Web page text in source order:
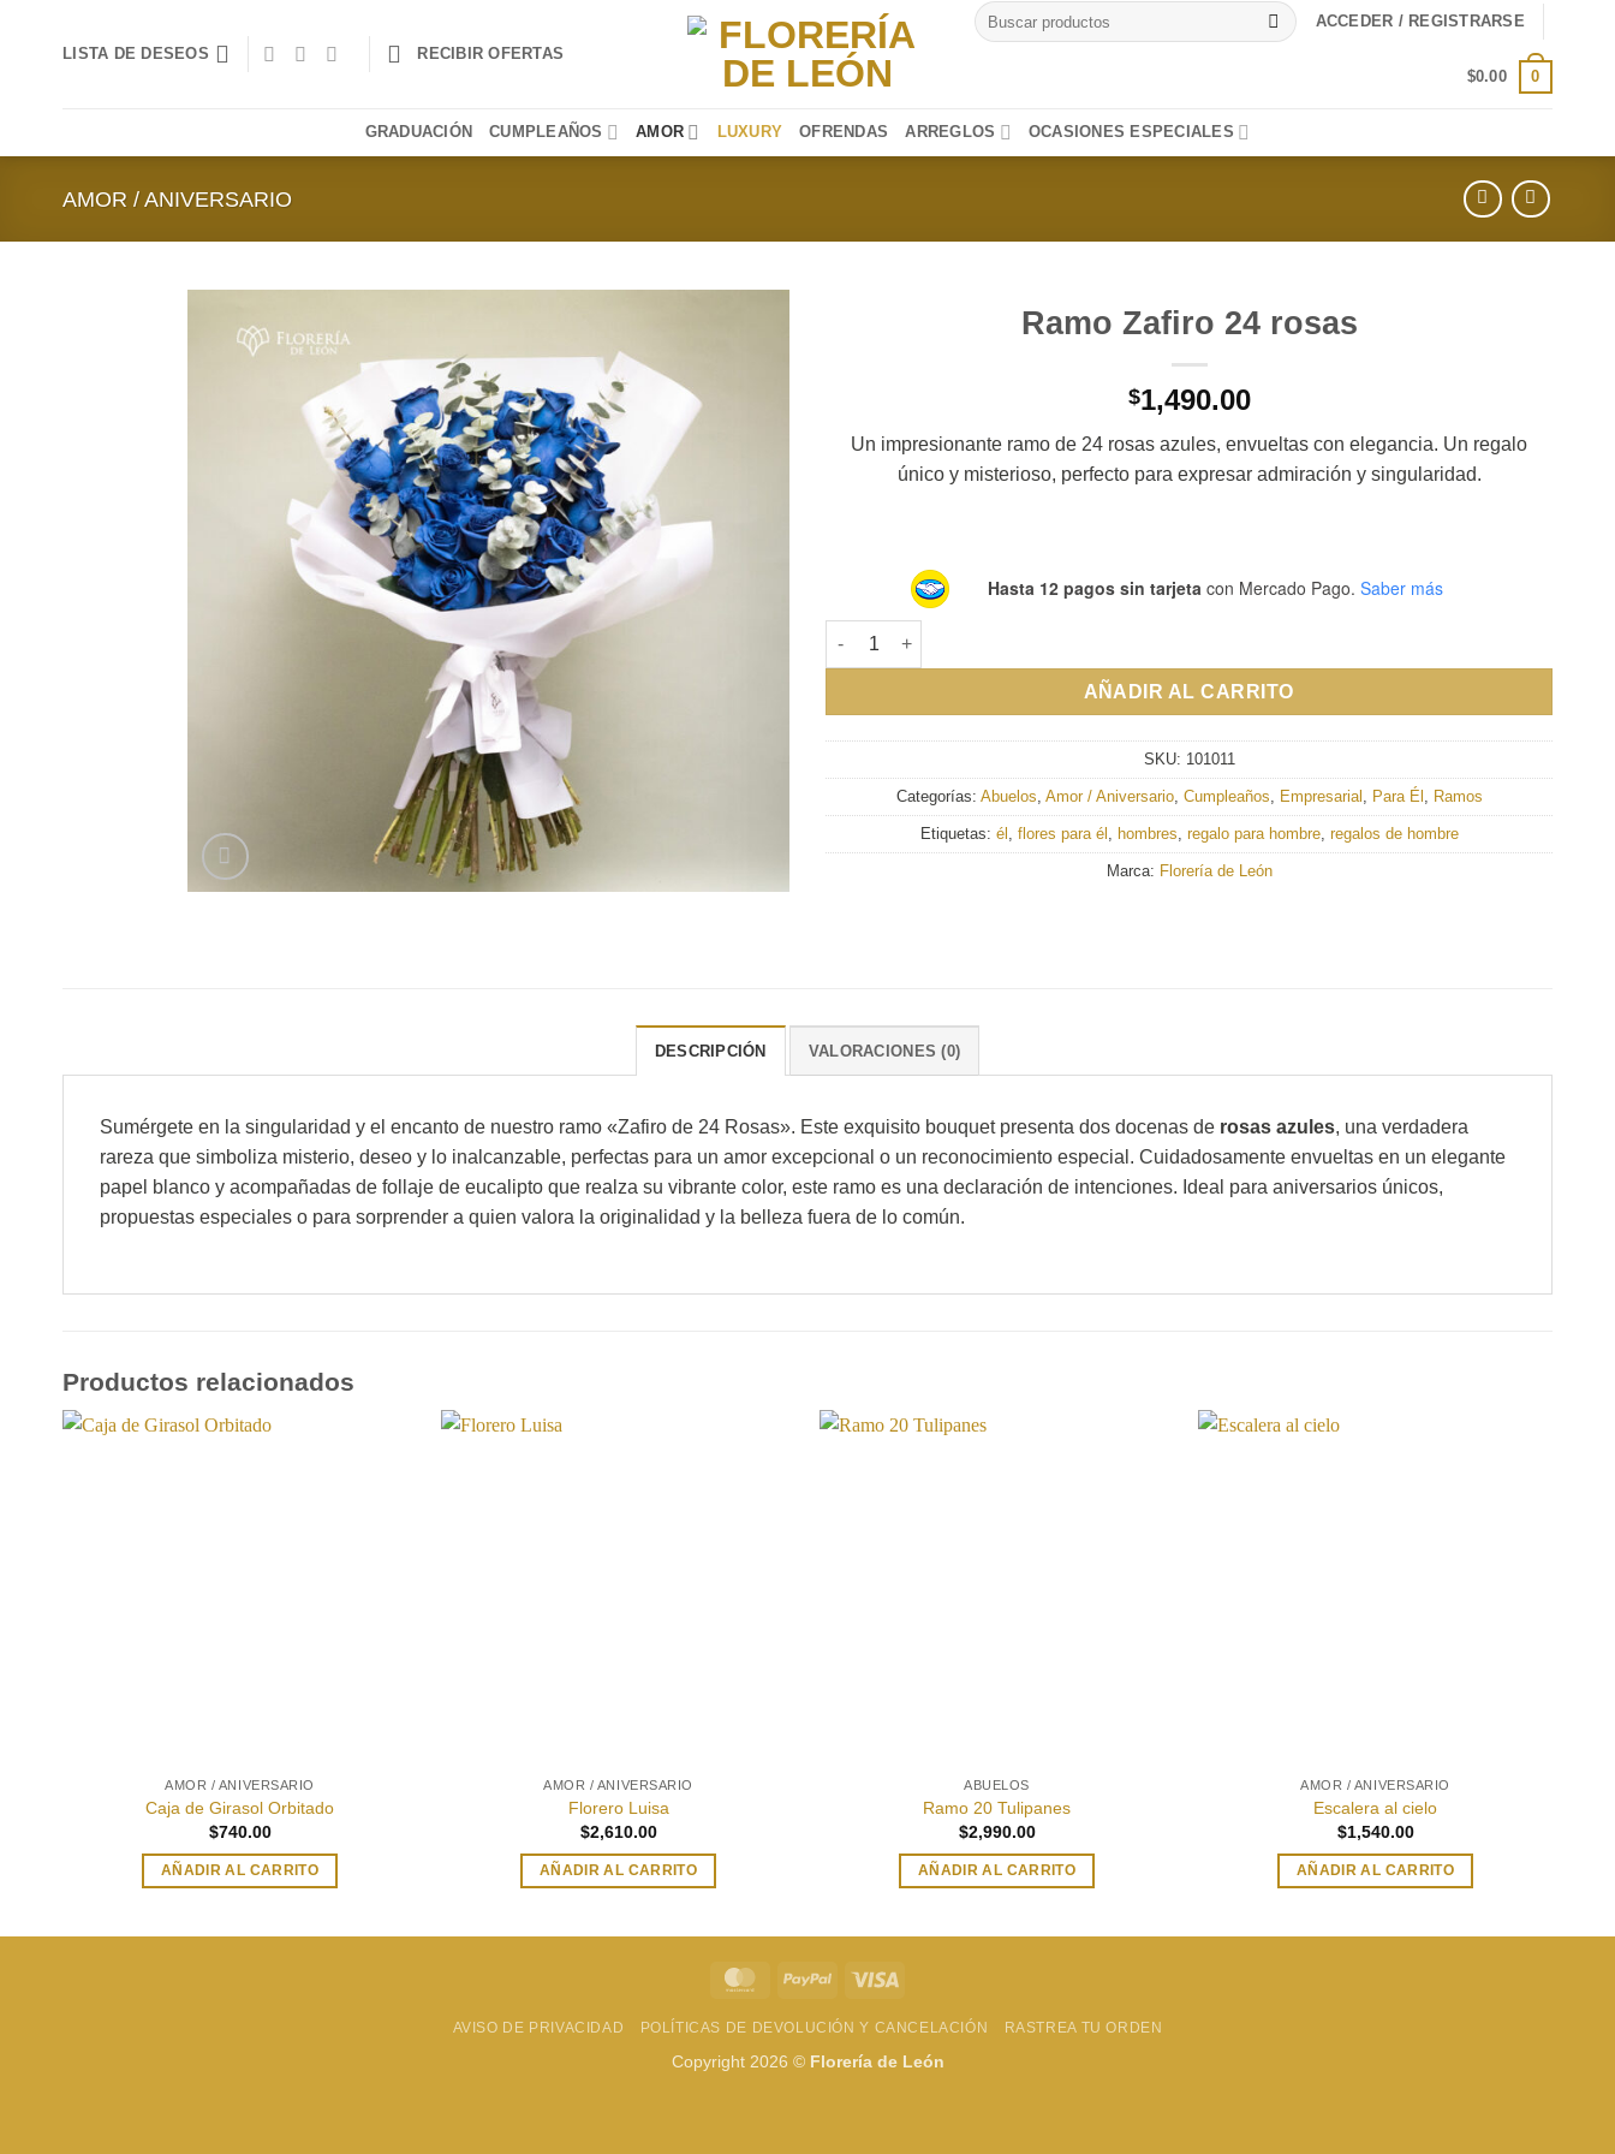
LISTA DE DESEOS RECIBIR OFERTAS
Buscar
por:
ACCEDER / REGISTRARSE
$0.00 0
GRADUACIÓN CUMPLEAÑOS AMOR LUXURY OFRENDAS ARREGLOS OCASIONES ESPECIALES
AMOR / ANIVERSARIO
Ramo Zafiro 24 rosas
$1,490.00
Un impresionante ramo de 24 rosas azules, envueltas con elegancia. Un regalo
único y misterioso, perfecto para expresar admiración y singularidad.
Hasta 12 pagos sin tarjeta con Mercado Pago. Saber más
Ramo Zafiro 24 rosas cantidad
AÑADIR AL CARRITO
SKU: 101011
Categorías: Abuelos Amor / Aniversario, Cumpleaños Empresarial Para Él Ramos
Etiquetas: él flores para él hombres regalo para hombre, regalos de hombre
Marca: Florería de León
DESCRIPCIÓN VALORACIONES (0)
Sumérgete en la singularidad y el encanto de nuestro ramo «Zafiro de 24 Rosas». Este exquisito bouquet presenta dos docenas de rosas azules, una verdadera
rareza que simboliza misterio, deseo y lo inalcanzable, perfectas para un amor excepcional o un reconocimiento especial. Cuidadosamente envueltas en un elegante
papel blanco y acompañadas de follaje de eucalipto que realza su vibrante color, este ramo es una declaración de intenciones. Ideal para aniversarios únicos,
propuestas especiales o para sorprender a quien valora la originalidad y la belleza fuera de lo común.
Productos relacionados
AMOR / ANIVERSARIO
Caja de Girasol Orbitado
$740.00
AÑADIR AL CARRITO
AMOR / ANIVERSARIO
Florero Luisa
$2,610.00
AÑADIR AL CARRITO
ABUELOS
Ramo 20 Tulipanes
$2,990.00
AÑADIR AL CARRITO
AMOR / ANIVERSARIO
Escalera al cielo
$1,540.00
AÑADIR AL CARRITO
MasterCardPayPal
AVISO DE PRIVACIDAD POLÍTICAS DE DEVOLUCIÓN Y CANCELACIÓN RASTREA TU ORDEN
Copyright 2026 © Florería de León